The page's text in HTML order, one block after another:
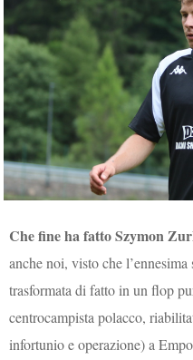
Che fine ha fatto Szymon
anche noi, visto che
trasformata di fatto in un flop
centrocampista polacco,
infortunio e operazione) a